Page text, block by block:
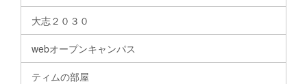
大志２０３０
webオープンキャンパス
ティムの部屋